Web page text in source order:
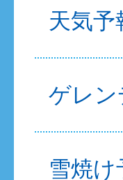
天気予
ゲレン
雪焼け